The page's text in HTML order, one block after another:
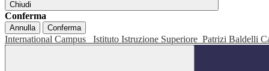
Chiudi
Conferma
Annulla Conferma
International Campus Istituto Istruzione Superiore Patrizi Baldelli